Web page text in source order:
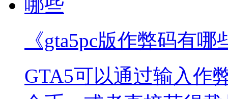
《gta5pc版作弊码有哪
GTA5可以通过输入作